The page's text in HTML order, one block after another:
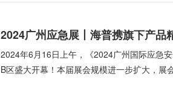
2024广州应急展丨海普携旗下产品
2024年6月16日上午，《2024广州国际应急
B区盛大开幕！本届展会规模进一步扩大，展